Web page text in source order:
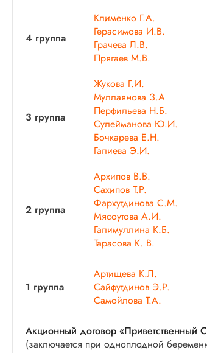
4 группа
Клименко Г.А.
Герасимова И.В.
Грачева Л.В.
Прягаев М.В.
3 группа
Жукова Г.И.
Муллаянова З.А
Перфильева Н.Б.
Сулейманова Ю.И.
Бочкарева Е.Н.
Галиева Э.И.
2 группа
Архипов В.В.
Сахипов Т.Р.
Фархутдинова С.М.
Мясоутова А.И.
Галимуллина К.Б.
Тарасова К. В.
1 группа
Артищева К.Л.
Сайфутдинов Э.Р.
Самойлова Т.А.
Акционный договор «Приветственный
(заключается при одноплодной